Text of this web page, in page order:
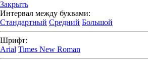
Закрыть
Интервал между буквами:
Стандартный Средний Большой
Шрифт:
Arial Times New Roman